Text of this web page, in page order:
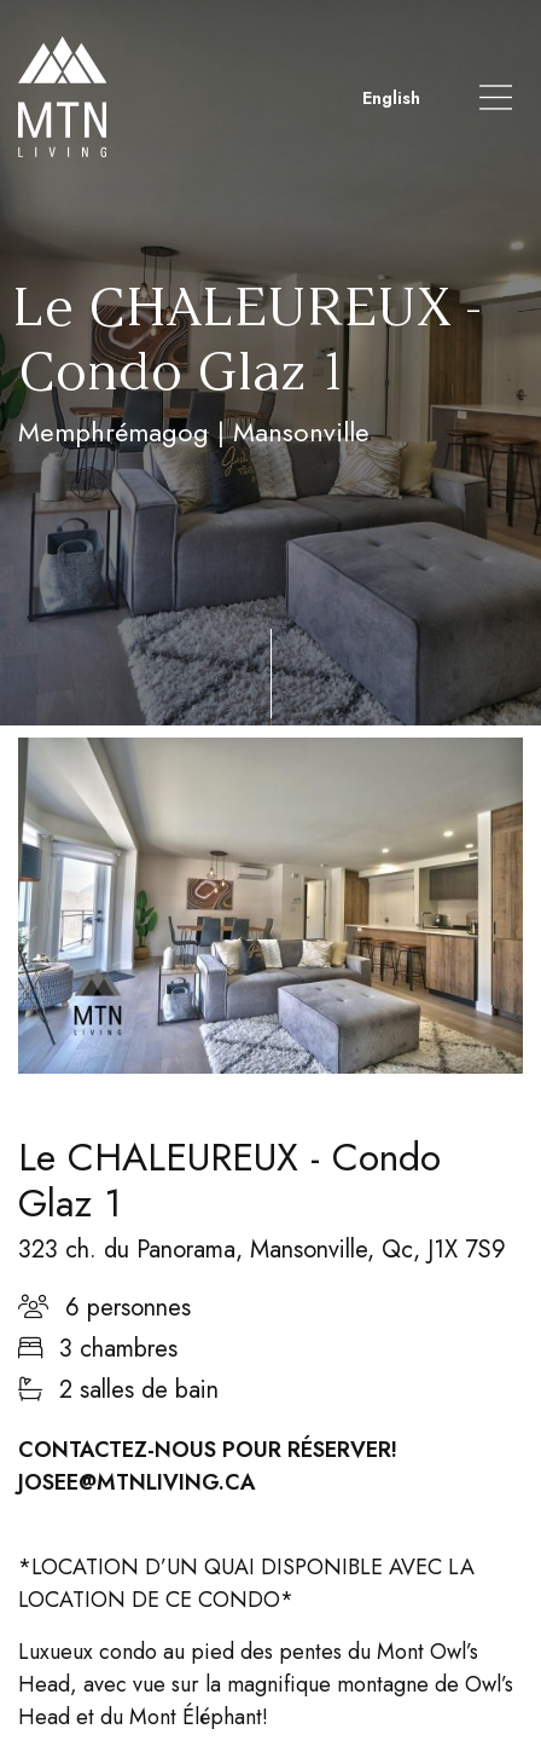
English
Le CHALEUREUX -
Condo Glaz 1
Memphrémagog | Mansonville
Le CHALEUREUX - Condo
Glaz 1
323 ch. du Panorama, Mansonville, Qc, J1X 7S9
6 personnes
3 chambres
2 salles de bain
CONTACTEZ-NOUS POUR RÉSERVER!
JOSEE@MTNLIVING.CA
*LOCATION D’UN QUAI DISPONIBLE AVEC LA
LOCATION DE CE CONDO*
Luxueux condo au pied des pentes du Mont Owl’s
Head, avec vue sur la magnifique montagne de Owl’s
Head et du Mont Éléphant!